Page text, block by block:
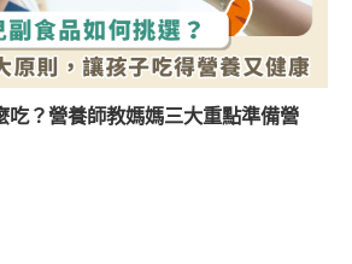
吃？營養師教媽媽三大重點準備營